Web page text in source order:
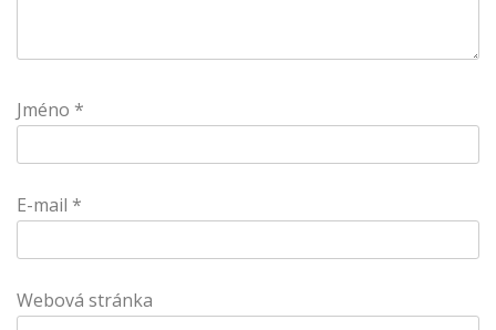
Jméno *
E-mail *
Webová stránka